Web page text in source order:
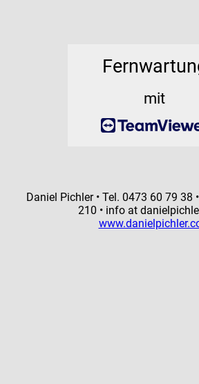
mit
Daniel Pichler • Tel. 0473 60 79 38
210 • info at